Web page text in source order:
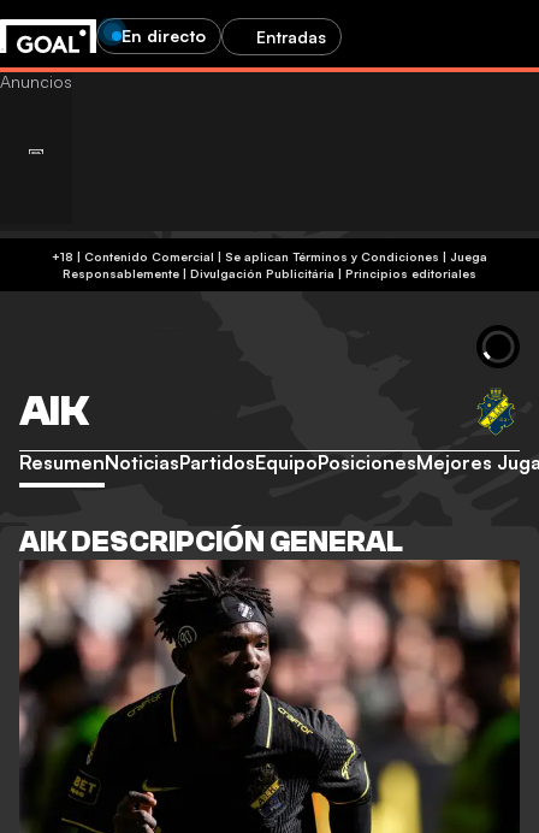
En directo Entradas
+18 | Contenido Comercial | Se aplican Términos y Condiciones | Juega
Responsablemente | Divulgación Publicitária | Principios editoriales
AIK
ResumenNoticiasPartidosEquipoPosicionesMejores
AIK DESCRIPCIÓN GENERAL